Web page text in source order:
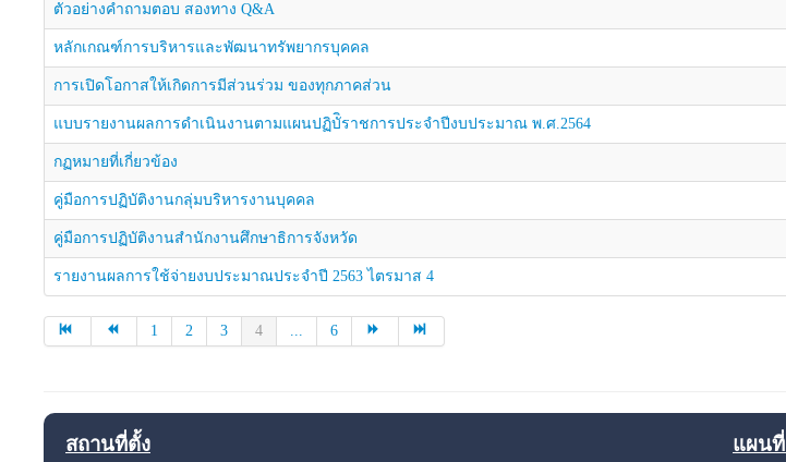
ตัวอย่างคำถามตอบ สองทาง Q&A
หลักเกณฑ์การบริหารและพัฒนาทรัพยากรบุคคล
การเปิดโอกาสให้เกิดการมีส่วนร่วม ของทุกภาคส่วน
แบบรายงานผลการดำเนินงานตามแผนปฏิบัิราชการประจำปีงบประมาณ พ.ศ.2564
กฏหมายที่เกี่ยวข้อง
คู่มือการปฏิบัติงานกลุ่มบริหารงานบุคคล
คู่มือการปฏิบัติงานสำนักงานศึกษาธิการจังหวัด
รายงานผลการใช้จ่ายงบประมาณประจำปี 2563 ไตรมาส 4
1 2 3 4 ... 6
สถานที่ตั้ง แผนที่